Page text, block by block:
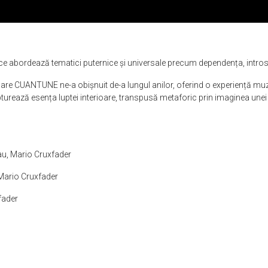
abordează tematici puternice și universale precum dependența,
CUANTUNE ne-a obișnuit de-a lungul anilor, oferind o experiență
esența luptei interioare, transpusă metaforic prin imaginea
Mario Cruxfader
Cruxfader